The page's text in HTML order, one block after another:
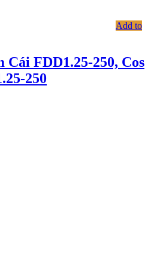
Add to
Cái FDD1.25-250, Cos
250